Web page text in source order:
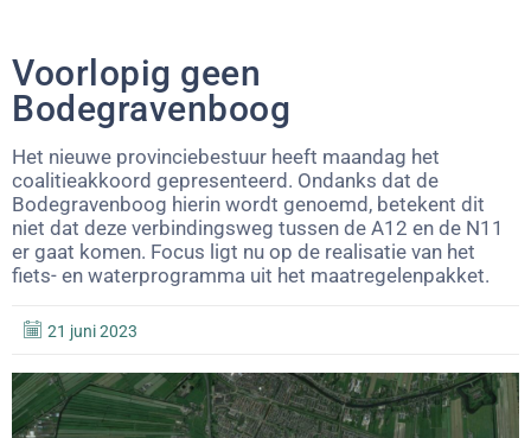
Voorlopig geen
Bodegravenboog
Het nieuwe provinciebestuur heeft maandag het
coalitieakkoord gepresenteerd. Ondanks dat de
Bodegravenboog hierin wordt genoemd, betekent dit
niet dat deze verbindingsweg tussen de A12 en de N11
er gaat komen. Focus ligt nu op de realisatie van het
fiets- en waterprogramma uit het maatregelenpakket.
21 juni 2023